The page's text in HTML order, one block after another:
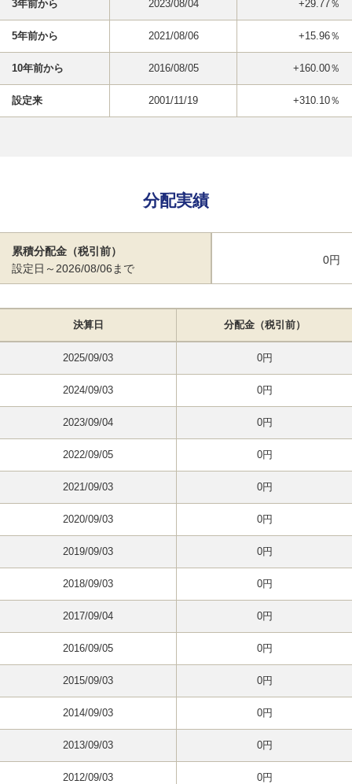
3年前から 2023/08/04 +29.77％
5年前から 2021/08/06 +15.96％
10年前から 2016/08/05 +160.00％
設定来 2001/11/19 +310.10％
分配実績
累積分配金（税引前）
設定日～2026/08/06まで
0円
決算日 分配金（税引前）
2025/09/03 0円
2024/09/03 0円
2023/09/04 0円
2022/09/05 0円
2021/09/03 0円
2020/09/03 0円
2019/09/03 0円
2018/09/03 0円
2017/09/04 0円
2016/09/05 0円
2015/09/03 0円
2014/09/03 0円
2013/09/03 0円
2012/09/03 0円